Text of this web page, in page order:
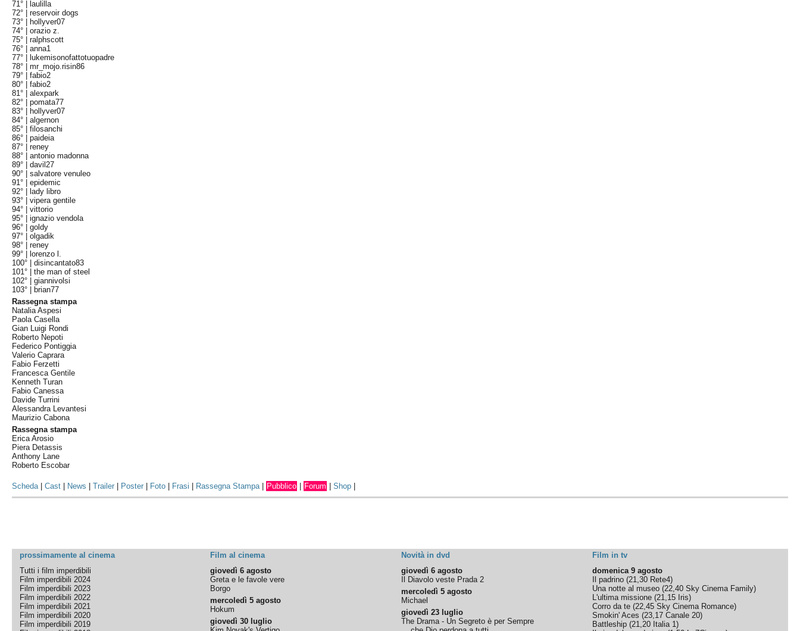
71° |
laulilla
72° |reservoir dogs
73° |
hollyver07
74° |orazio z.
75° |ralphscott
76° |anna1
77° |
lukemisonofattotuopadre
78° |mr_mojo.risin86
79° |fabio2
80° |fabio2
81° |alexpark
82° |pomata77
83° |
hollyver07
84° |algernon
85° |filosanchi
86° |paideia
87° |reney
88° |antonio madonna
89° |davil27
90° |salvatore venuleo
91° |epidemic
92° |
lady libro
93° |vipera gentile
94° |vittorio
95° |ignazio vendola
96° |goldy
97° |olgadik
98° |reney
99° |
lorenzo l.
100° |disincantato83
101° |the man of steel
102° |giannivolsi
103° |
brian77
Rassegna stampa
Natalia Aspesi
Paola Casella
Gian Luigi Rondi
Roberto Nepoti
Federico Pontiggia
Valerio Caprara
Fabio Ferzetti
Francesca Gentile
Kenneth Turan
Fabio Canessa
Davide Turrini
Alessandra Levantesi
Maurizio Cabona
Rassegna stampa
Erica Arosio
Piera Detassis
Anthony Lane
Roberto Escobar
Scheda|Cast News |Trailer Poster Foto Frasi Rassegna Stampa| Pubblico Forum |Shop
prossimamente al cinema Film al cinema Novità in dvd
Film in tv
Tutti i film imperdibili
Film imperdibili 2024
Film imperdibili 2023
Film imperdibili 2022
Film imperdibili 2021
Film imperdibili 2020
Film imperdibili 2019
giovedì 6 agosto
Greta e le favole vere
Borgo
mercoledì 5 agosto
Hokum
giovedì 30 luglio
giovedì 6 agosto
Il Diavolo veste Prada 2
mercoledì 5 agosto
Michael
giovedì 23 luglio
The Drama - Un Segreto è per Sempre
domenica 9 agosto
Il padrino (21,30 Rete4)
Una notte al museo (22,40 Sky Cinema Family)
L'ultima missione (21,15 Iris)
Corro da te (22,45 Sky Cinema Romance)
Smokin' Aces (23,17 Canale 20)
Battleship (21,20 Italia 1)